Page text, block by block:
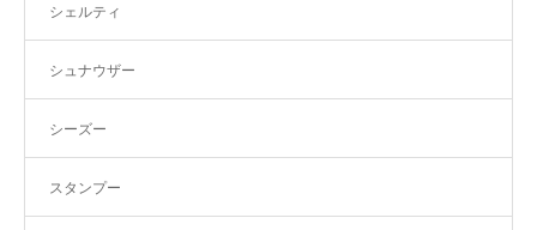
シェルティ
シュナウザー
シーズー
スタンプー